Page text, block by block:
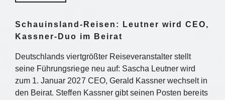
Schauinsland-Reisen: Leutner wird CEO,
Kassner-Duo im Beirat
Deutschlands viertgrößter Reiseveranstalter stellt
seine Führungsriege neu auf: Sascha Leutner wird
zum 1. Januar 2027 CEO, Gerald Kassner wechselt in
den Beirat. Steffen Kassner gibt seinen Posten bereits